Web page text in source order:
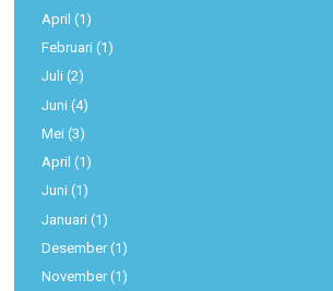
April (1)
Februari (1)
Juli (2)
Juni (4)
Mei (3)
April (1)
Juni (1)
Januari (1)
Desember(1)
November(1)